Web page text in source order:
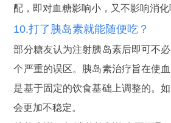
配，即对血糖影响小，又不影响消化
10.打了胰岛素就能随便吃？
部分糖友认为注射胰岛素后即可不
个严重的误区。胰岛素治疗旨在使
是基于固定的饮食基础上调整的。
会更加不稳定。